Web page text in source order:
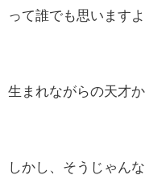
って誰でも思いますよ
生まれながらの天才か
しかし、そうじゃん